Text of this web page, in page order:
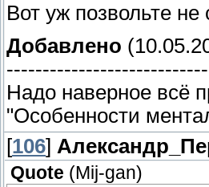
Вот уж позвольте не
Добавлено
Надо наверное всё
"Особенности
[106]
Quote (Mij-gan)